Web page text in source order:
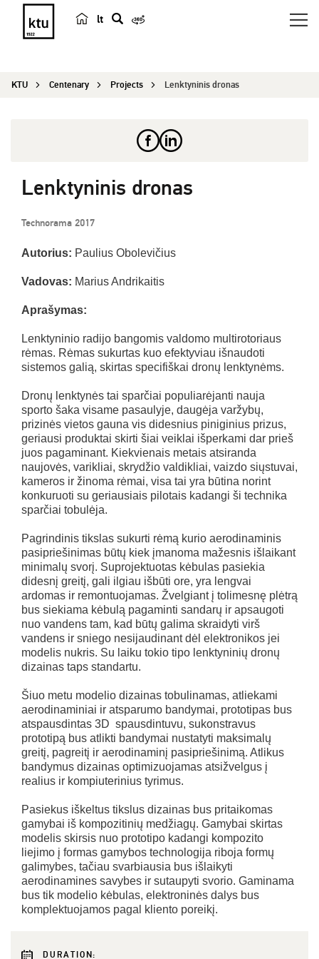
lt
KTU Centenary Projects Lenktyninis dronas
Lenktyninis dronas
Technorama 2017
Autorius: Paulius Obolevičius
Vadovas: Marius Andrikaitis
Aprašymas:
Lenktyninio radijo bangomis valdomo multirotoriaus
rėmas. Rėmas sukurtas kuo efektyviau išnaudoti
sistemos galią, skirtas specifiškai dronų lenktynėms.
Dronų lenktynės tai sparčiai populiarėjanti nauja
sporto šaka visame pasaulyje, daugėja varžybų,
prizinės vietos gauna vis didesnius piniginius prizus,
geriausi produktai skirti šiai veiklai išperkami dar prieš
juos pagaminant. Kiekvienais metais atsiranda
naujovės, varikliai, skrydžio valdikliai, vaizdo siųstuvai,
kameros ir žinoma rėmai, visa tai yra būtina norint
konkuruoti su geriausiais pilotais kadangi ši technika
sparčiai tobulėja.
Pagrindinis tikslas sukurti rėmą kurio aerodinaminis
pasipriešinimas būtų kiek įmanoma mažesnis išlaikant
minimalų svorį. Suprojektuotas kėbulas pasiekia
didesnį greitį, gali ilgiau išbūti ore, yra lengvai
ardomas ir remontuojamas. Žvelgiant į tolimesnę plėtrą
bus siekiama kėbulą pagaminti sandarų ir apsaugoti
nuo vandens tam, kad būtų galima skraidyti virš
vandens ir sniego nesijaudinant dėl elektronikos jei
modelis nukris. Su laiku tokio tipo lenktyninių dronų
dizainas taps standartu.
Šiuo metu modelio dizainas tobulinamas, atliekami
aerodinaminiai ir atsparumo bandymai, prototipas bus
atspausdintas 3D spausdintuvu, sukonstravus
prototipą bus atlikti bandymai nustatyti maksimalų
greitį, pagreitį ir aerodinaminį pasipriešinimą. Atlikus
bandymus dizainas optimizuojamas atsižvelgus į
realius ir kompiuterinius tyrimus.
Pasiekus iškeltus tikslus dizainas bus pritaikomas
gamybai iš kompozitinių medžiagų. Gamybai skirtas
modelis skirsis nuo prototipo kadangi kompozito
liejimo į formas gamybos technologija riboja formų
galimybes, tačiau svarbiausia bus išlaikyti
aerodinamines savybes ir sutaupyti svorio. Gaminama
bus tik modelio kėbulas, elektroninės dalys bus
komplektuojamos pagal kliento poreikį.
DURATION: